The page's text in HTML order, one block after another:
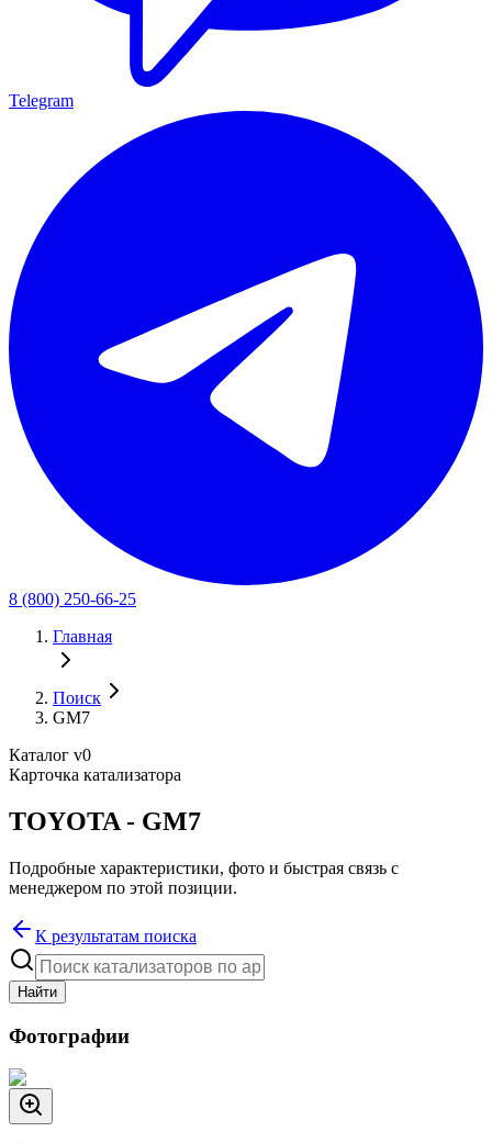
Telegram
8 (800) 250-66-25
Главная
Поиск
GM7
Каталог v0
Карточка катализатора
TOYOTA - GM7
Подробные характеристики, фото и быстрая связь с
менеджером по этой позиции.
К результатам поиска
Найти
Фотографии